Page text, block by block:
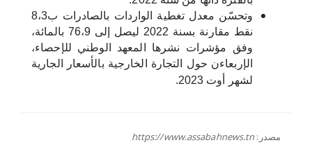
وتحسّن معدل تغطية الواردات بالصادرات ب8،3
نقط مقارنة بسنة 2022 ليصل إلى 76،9 بالمائة،
وفق مؤشرات نشرها المعهد الوطني للإحصاء،
الإربعاءن حول التجارة الخارجية بالأسعار الجارية
لشهر أوت 2023.
مصدر: https://www.assabahnews.tn